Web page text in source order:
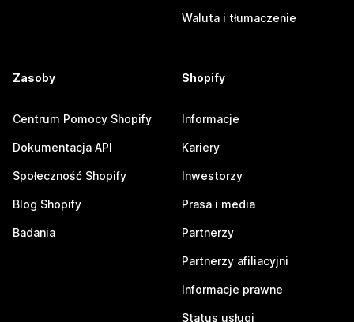
Waluta i tłumaczenie
Zasoby
Centrum Pomocy Shopify
Dokumentacja API
Społeczność Shopify
Blog Shopify
Badania
Shopify
Informacje
Kariery
Inwestorzy
Prasa i media
Partnerzy
Partnerzy afiliacyjni
Informacje prawne
Status usługi